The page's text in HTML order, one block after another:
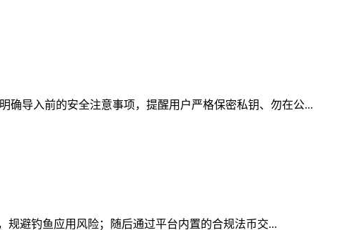
确导入前的安全注意事项，提醒用户严格保密私钥、勿在公...
规避钓鱼应用风险；随后通过平台内置的合规法币交...